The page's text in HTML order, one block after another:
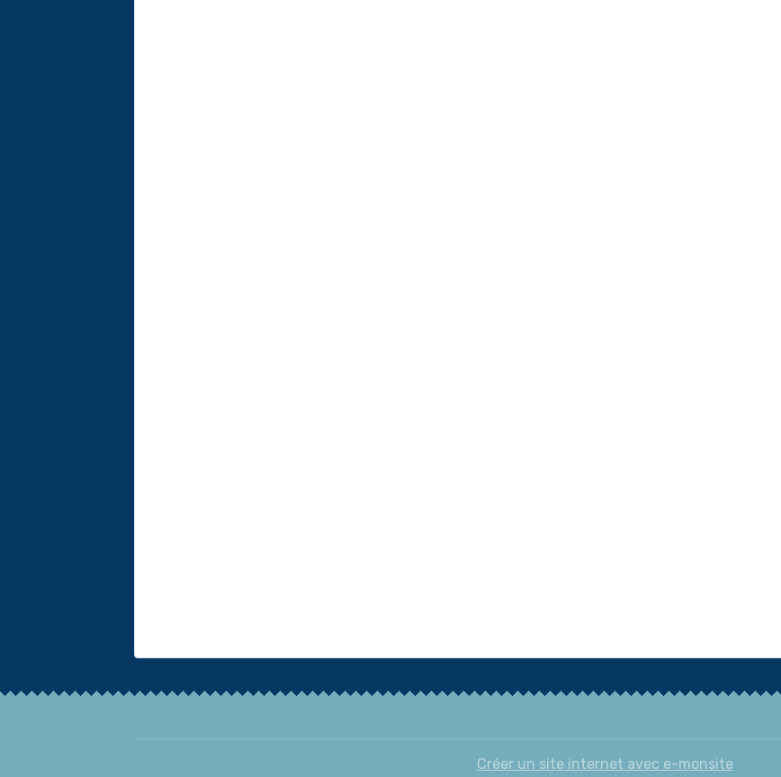
Créer un site internet avec e-monsite